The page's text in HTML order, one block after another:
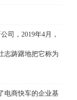
，2019年4月，
志踌躇地把它称为
商快车的企业基